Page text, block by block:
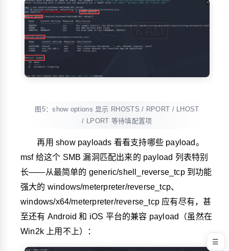
图5：show options 显示 RHOSTS / RPORT / LHOST
/ LPORT 等待填配置项
再用 show payloads 看看支持哪些 payload。
msf 给这个 SMB 漏洞匹配出来的 payload 列表特别
长——从最简单的 generic/shell_reverse_tcp到功能
强大的 windows/meterpreter/reverse_tcp、
windows/x64/meterpreter/reverse_tcp 应有尽有，甚
至还有 Android 和 iOS 平台的兼容 payload（虽然在
Win2k 上用不上）：
☰